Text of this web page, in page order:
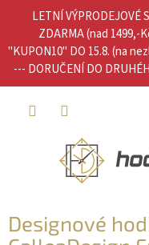
LETNÍ VÝPRODEJOVÉ
ZDARMA (nad 1499,-
"KUPON10" DO 15.8. (na
--- DORUČENÍ DO
Designové